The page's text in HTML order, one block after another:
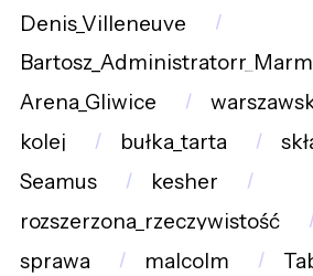
Denis_Villeneuve
Arena_Gliwice
kolej
bułka_tarta
Seamus
kesher
rozszerzona_rzeczywistość
sprawa
malcolm